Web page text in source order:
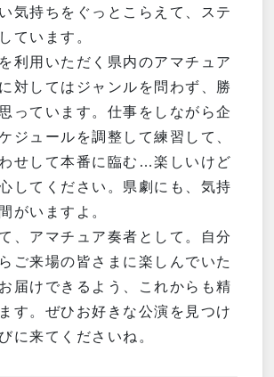
気持ちをぐっとこらえて、ステ
ています。
利用いただく県内のアマチュア
対してはジャンルを問わず、勝
っています。仕事をしながら企
ジュールを調整して練習して、
せして本番に臨む…楽しいけど
してください。県劇にも、気持
がいますよ。
、アマチュア奏者として。自分
ご来場の皆さまに楽しんでいた
届けできるよう、これからも精
す。ぜひお好きな公演を見つけ
に来てくださいね。